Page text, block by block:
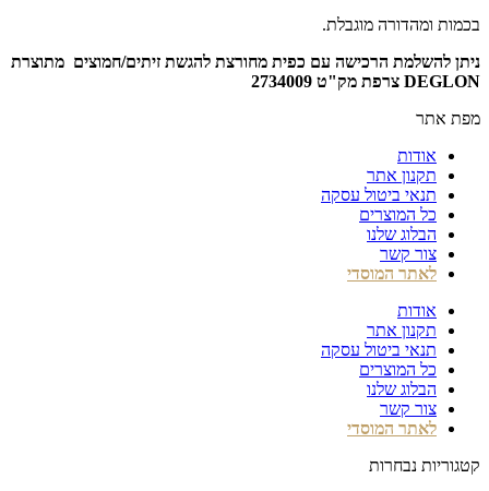
בכמות ומהדורה מוגבלת.
ניתן להשלמת הרכישה עם כפית מחורצת להגשת זיתים/חמוצים מתוצרת
DEGLON צרפת מק"ט 2734009
מפת אתר
אודות
תקנון אתר
תנאי ביטול עסקה
כל המוצרים
הבלוג שלנו
צור קשר
לאתר המוסדי
אודות
תקנון אתר
תנאי ביטול עסקה
כל המוצרים
הבלוג שלנו
צור קשר
לאתר המוסדי
קטגוריות נבחרות